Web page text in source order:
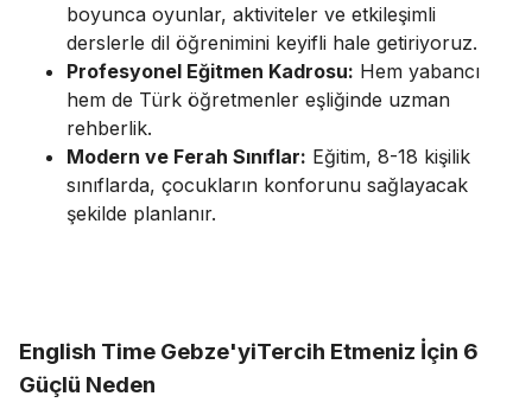
boyunca oyunlar, aktiviteler ve etkileşimli
derslerle dil öğrenimini keyifli hale getiriyoruz.
Profesyonel Eğitmen Kadrosu: Hem yabancı
hem de Türk öğretmenler eşliğinde uzman
rehberlik.
Modern ve Ferah Sınıflar: Eğitim, 8-18 kişilik
sınıflarda, çocukların konforunu sağlayacak
şekilde planlanır.
English Time Gebze'yiTercih Etmeniz İçin 6
Güçlü Neden